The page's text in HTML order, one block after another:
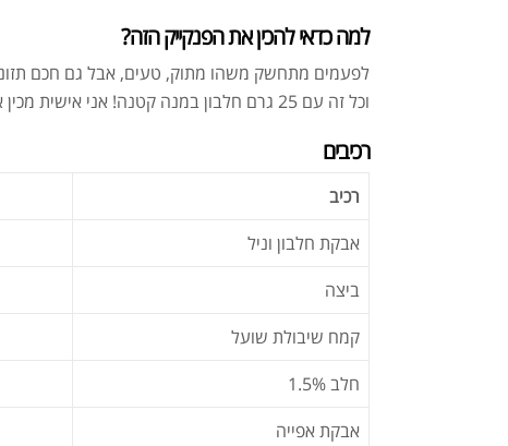
למה כדאי להכין את הפנקייק הזה?
לפעמים מתחשק משהו מתוק, טעים, אבל גם חכם
וכל זה עם 25 גרם חלבון במנה קטנה! אני אישית מכין אותו גם בבוקר וגם בערב כשאני רוצה משהו מהיר, מספק ובריא.
רכיבים
רכיב
אבקת חלבון וניל
ביצה
קמח שיבולת שועל
חלב 1.5%
אבקת אפייה